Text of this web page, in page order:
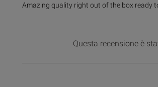
Amazing quality right out of the box ready
Questa recensione è